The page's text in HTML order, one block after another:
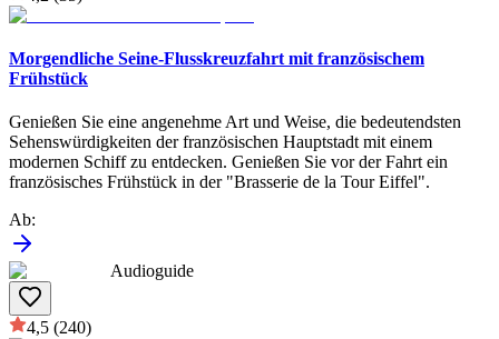
Morgendliche Seine-Flusskreuzfahrt mit französischem
Frühstück
Genießen Sie eine angenehme Art und Weise, die bedeutendsten
Sehenswürdigkeiten der französischen Hauptstadt mit einem
modernen Schiff zu entdecken. Genießen Sie vor der Fahrt ein
französisches Frühstück in der "Brasserie de la Tour Eiffel".
Ab:
Audioguide
4,5 (240)